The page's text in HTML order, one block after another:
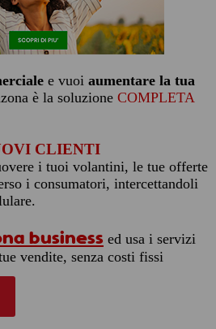
e vuoi aumentare la tua
è la soluzione COMPLETA
CLIENTI
i tuoi volantini, le tue offerte
i consumatori, intercettandoli
business ed usa i servizi
vendite, senza costi fissi